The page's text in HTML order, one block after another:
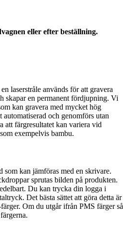
eller efter beställning.
laserstråle används för att gravera
skapar en permanent fördjupning. Vi
kan gravera med mycket hög
och genomförs utan
att färgresultatet kan variera vid
exempelvis bambu.
kan jämföras med en skrivare.
sprutas bilden på produkten.
Du kan trycka din logga i
Det bästa sättet att göra detta är
Om du utgår ifrån PMS färger så